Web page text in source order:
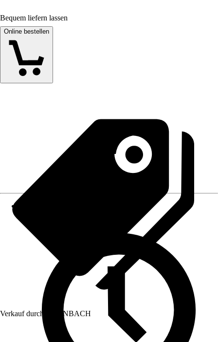
Bequem liefern lassen
Online bestellen
Verkauf durch: HORNBACH